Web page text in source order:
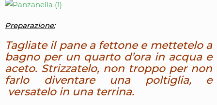
Preparazione:
Tagliate il pane a fettone e mettetelo a
bagno per un quarto d’ora in acqua e
aceto. Strizzatelo, non troppo per non
farlo diventare una poltiglia, e
versatelo in una terrina.